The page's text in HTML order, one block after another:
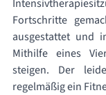
Fortschritte
ausgestattet und
Mithilfe eines
steigen. Der
regelmäßig ein